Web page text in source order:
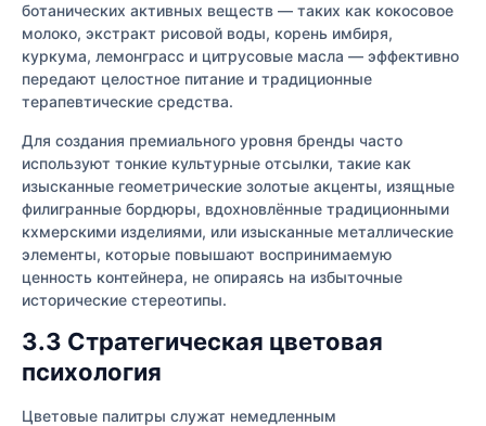
ботанических активных веществ — таких как кокосовое
молоко, экстракт рисовой воды, корень имбиря,
куркума, лемонграсс и цитрусовые масла — эффективно
передают целостное питание и традиционные
терапевтические средства.
Для создания премиального уровня бренды часто
используют тонкие культурные отсылки, такие как
изысканные геометрические золотые акценты, изящные
филигранные бордюры, вдохновлённые традиционными
кхмерскими изделиями, или изысканные металлические
элементы, которые повышают воспринимаемую
ценность контейнера, не опираясь на избыточные
исторические стереотипы.
3.3 Стратегическая цветовая
психология
Цветовые палитры служат немедленным